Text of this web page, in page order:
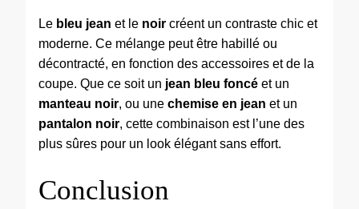
Le bleu jean et le noir créent un contraste chic et
moderne. Ce mélange peut être habillé ou
décontracté, en fonction des accessoires et de la
coupe. Que ce soit un jean bleu foncé et un
manteau noir, ou une chemise en jean et un
pantalon noir, cette combinaison est l’une des
plus sûres pour un look élégant sans effort.
Conclusion